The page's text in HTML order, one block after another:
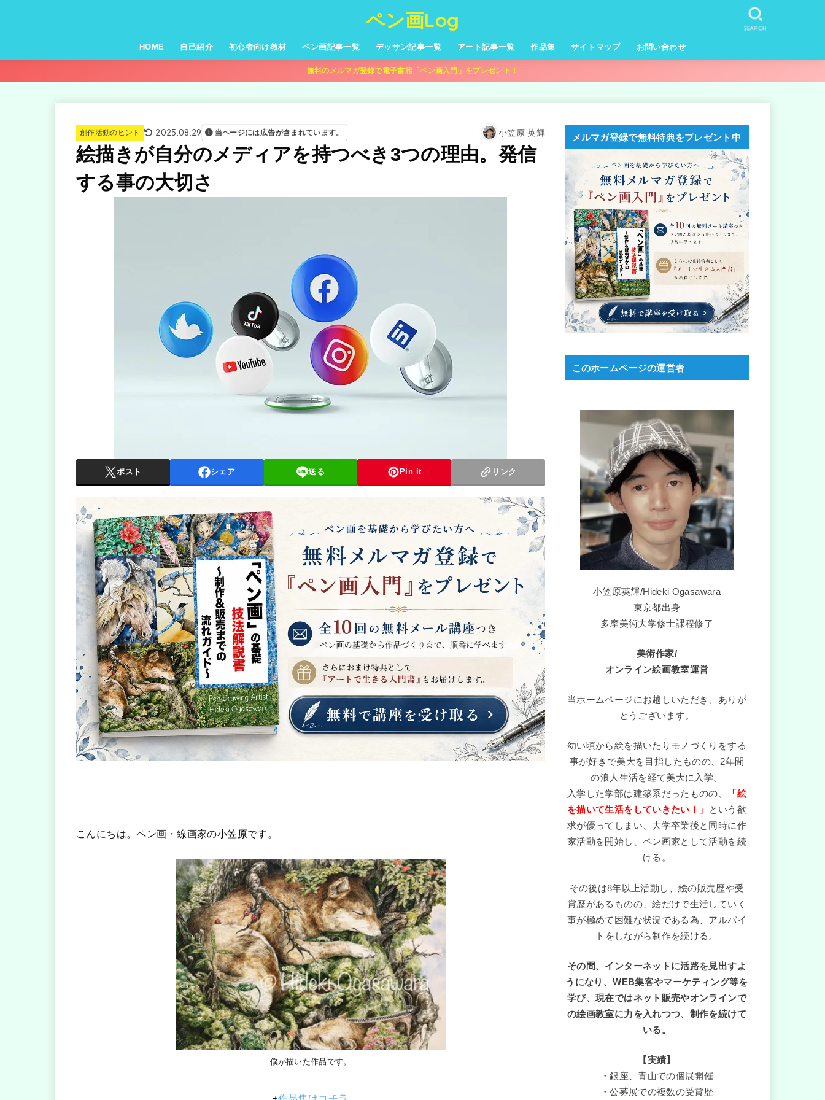
ペン画Log
HOME 自己紹介 初心者向け教材 ペン画記事一覧 デッサン記事一覧 アート記事一覧 作品集 サイトマップ お問い合わせ
SEARCH
無料のメルマガ登録で電子書籍「ペン画入門」をプレゼント！
創作活動のヒント 2025.08.29 当ページには広告が含まれています。 小笠原 英輝
絵描きが自分のメディアを持つべき3つの理由。発信
する事の大切さ
ポスト シェア 送る Pin it リンク
こんにちは。ペン画・線画家の小笠原です。
僕が描いた作品です。
メルマガ登録で無料特典をプレゼント中
このホームページの運営者
小笠原英輝/Hideki Ogasawara
東京都出身
多摩美術大学修士課程修了
美術作家/
オンライン絵画教室運営
当ホームページにお越しいただき、ありが
とうございます。
幼い頃から絵を描いたりモノづくりをする
事が好きで美大を目指したものの、2年間
の浪人生活を経て美大に入学。
入学した学部は建築系だったものの、
「絵
を描いて生活をしていきたい！」
という欲
求が優ってしまい、大学卒業後と同時に作
家活動を開始し、ペン画家として活動を続
ける。
その後は8年以上活動し、絵の販売歴や受
賞歴があるものの、絵だけで生活していく
事が極めて困難な状況である為、アルバイ
トをしながら制作を続ける。
その間、インターネットに活路を見出すよ
うになり、WEB集客やマーケティング等を
学び、現在ではネット販売やオンラインで
の絵画教室に力を入れつつ、制作を続けて
いる。
【実績】
・銀座、青山での個展開催
・公募展での複数の受賞歴